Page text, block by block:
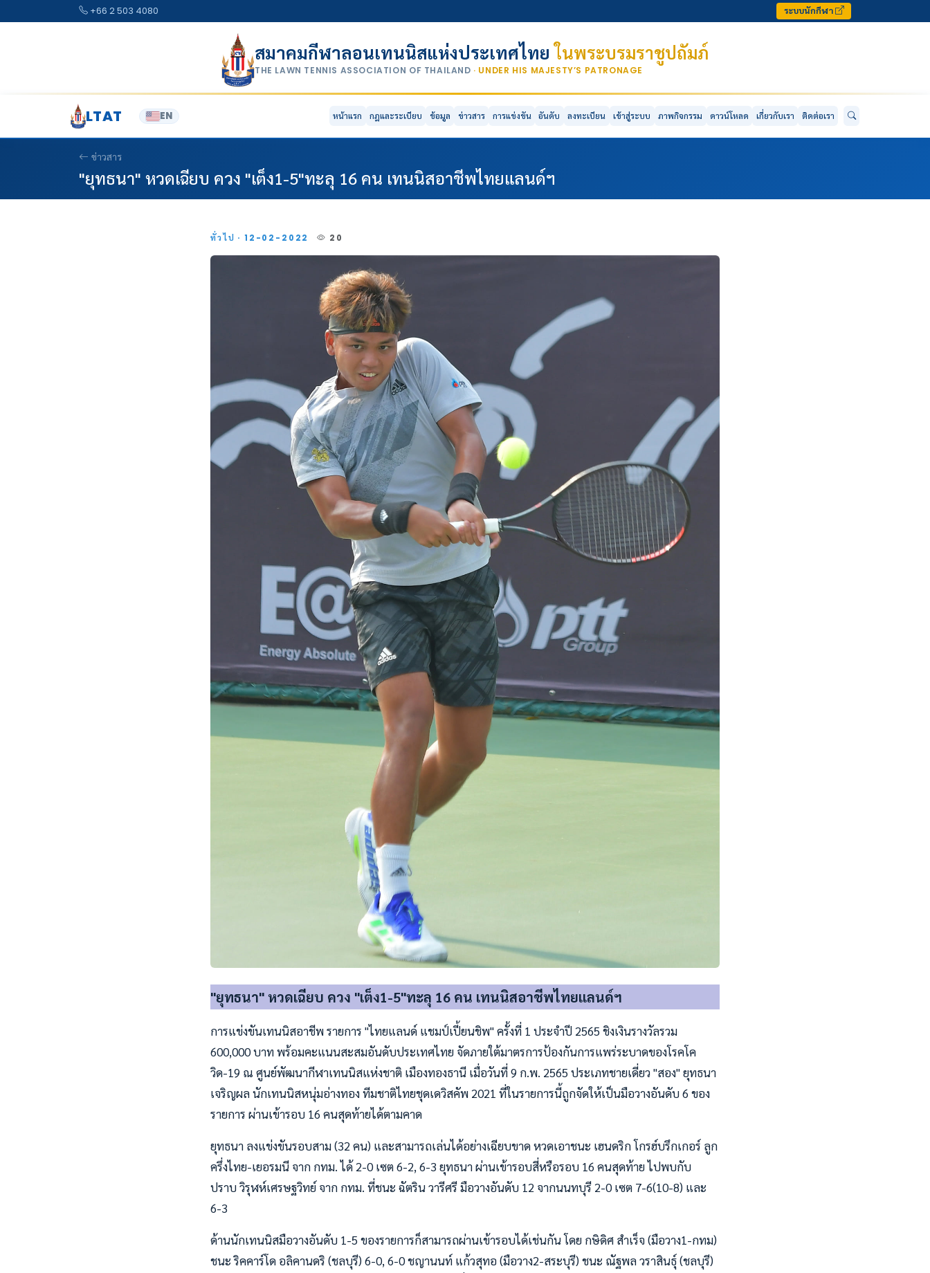
+66 2 503 4080 ระบบนักกีฬา
สมาคมกีฬาลอนเทนนิสแห่งประเทศไทยในพระบรมราชูปถัมภ์
THE LAWN TENNIS ASSOCIATION OF THAILAND · UNDER HIS MAJESTY’S PATRONAGE
LTAT EN หน้าแรก กฎและระเบียบ ข้อมูล ข่าวสาร การแข่งขัน อันดับ ลงทะเบียน เข้าสู่ระบบ ภาพกิจกรรม ดาวน์โหลด เกี่ยวกับเรา ติดต่อเรา
ข่าวสาร
"ยุทธนา" หวดเฉียบ ควง "เต็ง1-5"ทะลุ 16 คน เทนนิสอาชีพไทยแลนด์ฯ
ทั่วไป · 12-02-2022 20
"ยุทธนา" หวดเฉียบ ควง "เต็ง1-5"ทะลุ 16 คน เทนนิสอาชีพไทยแลนด์ฯ
การแข่งขันเทนนิสอาชีพ รายการ "ไทยแลนด์ แชมป์เปี้ยนชิพ" ครั้งที่ 1 ประจำปี 2565 ชิงเงินรางวัลรวม
600,000 บาท พร้อมคะแนนสะสมอันดับประเทศไทย จัดภายใต้มาตรการป้องกันการแพร่ระบาดของโรคโค
วิด-19 ณ ศูนย์พัฒนากีฬาเทนนิสแห่งชาติ เมืองทองธานี เมื่อวันที่ 9 ก.พ. 2565 ประเภทชายเดี่ยว "สอง" ยุทธนา
เจริญผล นักเทนนิสหนุ่มอ่างทอง ทีมชาติไทยชุดเดวิสคัพ 2021 ที่ในรายการนี้ถูกจัดให้เป็นมือวางอันดับ 6 ของ
รายการ ผ่านเข้ารอบ 16 คนสุดท้ายได้ตามคาด
ยุทธนา ลงแข่งขันรอบสาม (32 คน) และสามารถเล่นได้อย่างเฉียบขาด หวดเอาชนะ เฮนดริก โกรฮ์บรึกเกอร์ ลูก
ครึ่งไทย-เยอรมนี จาก กทม. ได้ 2-0 เซต 6-2, 6-3 ยุทธนา ผ่านเข้ารอบสี่หรือรอบ 16 คนสุดท้าย ไปพบกับ
ปราบ วิรุฬห์เศรษฐวิทย์ จาก กทม. ที่ชนะ ฉัตริน วารีศรี มือวางอันดับ 12 จากนนทบุรี 2-0 เซต 7-6(10-8) และ
6-3
ด้านนักเทนนิสมือวางอันดับ 1-5 ของรายการก็สามารถผ่านเข้ารอบได้เช่นกัน โดย กษิดิศ สำเร็จ (มือวาง1-กทม)
ชนะ ริคคาร์โด อลิคานดริ (ชลบุรี) 6-0, 6-0 ชญานนท์ แก้วสุทอ (มือวาง2-สระบุรี) ชนะ ณัฐพล วราสินธุ์ (ชลบุรี)